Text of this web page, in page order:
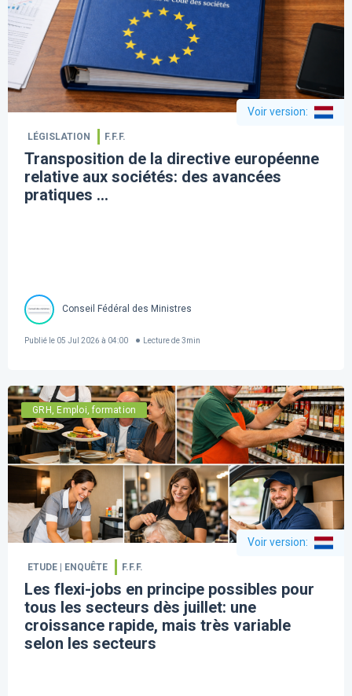
Voir version:
LÉGISLATION F.F.F.
Transposition de la directive européenne
relative aux sociétés: des avancées
pratiques ...
Conseil Fédéral des Ministres
Publié le 05 Jul 2026 à 04:00 Lecture de 3min
GRH, Emploi, formation
Voir version:
ETUDE | ENQUÊTE F.F.F.
Les flexi-jobs en principe possibles pour
tous les secteurs dès juillet: une
croissance rapide, mais très variable
selon les secteurs